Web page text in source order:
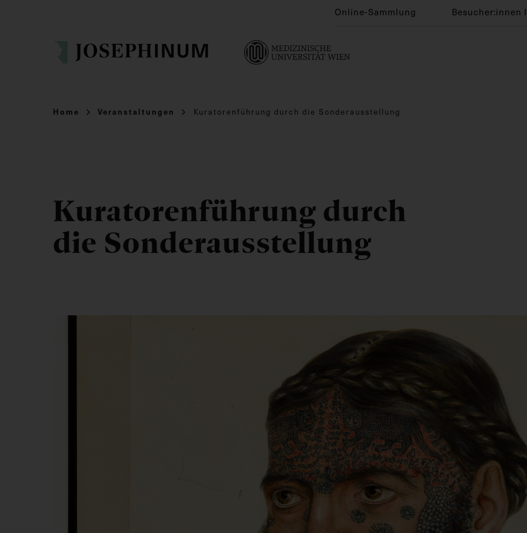
Online-Sammlung Besucher:innen
Home Veranstaltungen Kuratorenführung durch die Sonderausstellung
Kuratorenführung durch
die Sonderausstellung